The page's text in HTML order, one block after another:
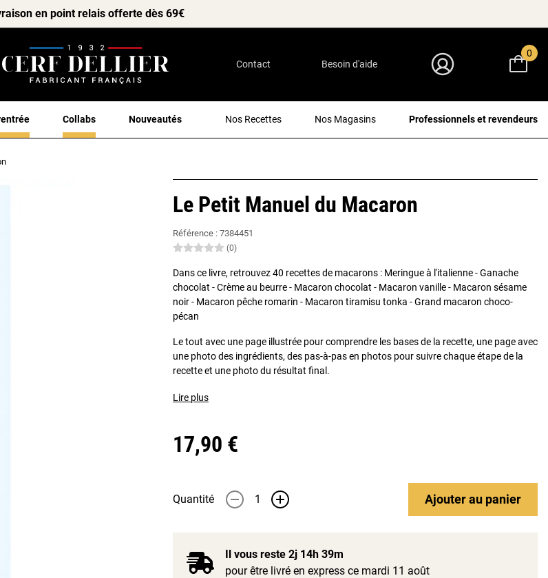
en point relais offerte dès 69€
Contact Besoin d'aide
0
Collabs Nouveautés Nos Recettes Nos Magasins Professionnels et revendeurs
Le Petit Manuel du Macaron
Référence : 7384451
(0)
Dans ce livre, retrouvez 40 recettes de macarons : Meringue à l'italienne - Ganache
chocolat - Crème au beurre - Macaron chocolat - Macaron vanille - Macaron sésame
noir - Macaron pêche romarin - Macaron tiramisu tonka - Grand macaron choco-
pécan
Le tout avec une page illustrée pour comprendre les bases de la recette, une page avec
une photo des ingrédients, des pas-à-pas en photos pour suivre chaque étape de la
recette et une photo du résultat final.
Lire plus
17,90 €
Quantité - + Ajouterau panier
Il vous reste 2j 14h 39m
pour être livré en express ce mardi 11 août